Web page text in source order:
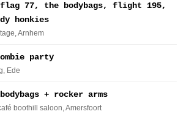
flag 77, the bodybags, flight 195,
honkies
, Arnhem
party
, Ede
+ rocker arms
boothill saloon, Amersfoort